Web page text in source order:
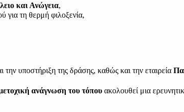
και Ανώγεια,
για τη θερμή φιλοξενία,
την υποστήριξη της δράσης, καθώς και την εταιρεία
ανάγνωση του τόπου ακολουθεί μια